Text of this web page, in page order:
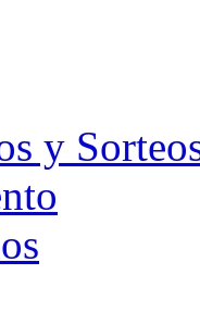
y